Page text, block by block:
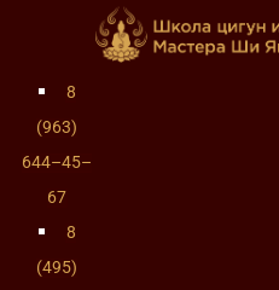
8
(963)
644–45–
67
8
(495)